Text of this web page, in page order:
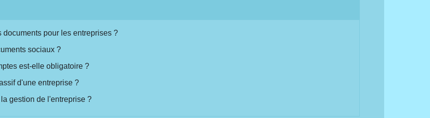
pour les entreprises ?
sociaux ?
est-elle obligatoire ?
d'une entreprise ?
gestion de l'entreprise ?